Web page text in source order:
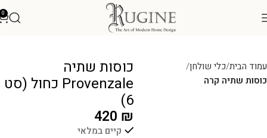
0
עמוד הבית כלי שולחן
כוסות שתיה קרה
כוסות שתיה
Provenzale כחול (סט
6)
420 ₪
קיים במלאי